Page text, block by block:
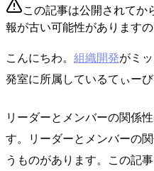
この記事は公開されて
報が古い可能性があります
こんにちわ。 組織開発がミ
発室に所属しているてぃーび
リーダーとメンバーの関係
す。リーダーとメンバーの
うものがあります。この記